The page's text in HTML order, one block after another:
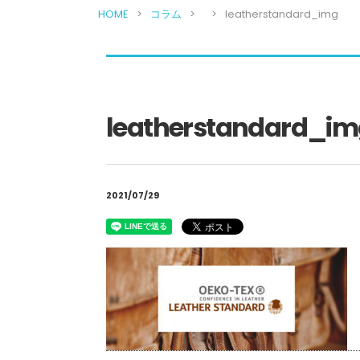
HOME コラム leatherstandard_img
2021/07/29